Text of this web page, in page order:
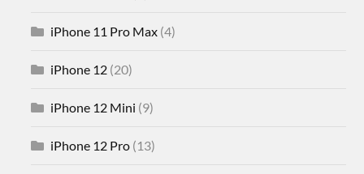
iPhone 11 Pro Max (4)
iPhone 12 (20)
iPhone 12 Mini (9)
iPhone 12 Pro (13)